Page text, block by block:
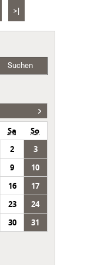
>|
Suchen
Sa
So
2
3
9
10
16
17
23
24
30 31